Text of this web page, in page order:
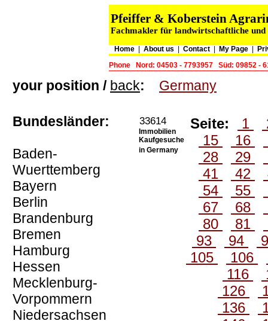
Pfeiffer & Koberstein
Fachmakler für landwirtschaftliche und
Home About us Contact My Page
Phone
Nord: 04503 - 7793957 Süd: 09852 -
your position / back: Germany
Bundesländer:
Baden-
Wuerttemberg
Bayern
Berlin
Brandenburg
Bremen
Hamburg
Hessen
Mecklenburg-
Vorpommern
Niedersachsen
33614
Immobilien
Kaufgesuche
in Germany
Seite: 1
15
16
28
29
41
42
54
55
67
68
80
81
93
94
105
106
116
126
136